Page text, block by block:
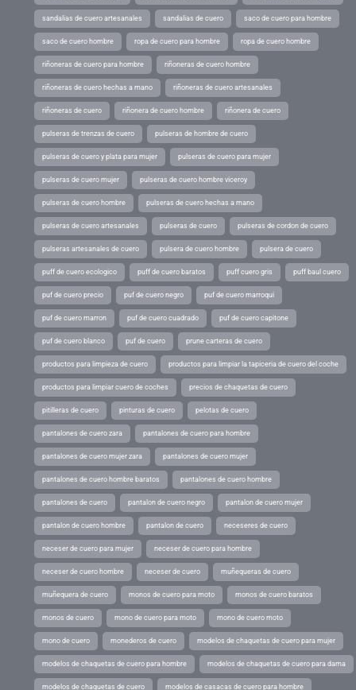
sandalias de cuero artesanales sandalias de cuero saco de cuero para hombre
saco de cuero hombre ropa de cuero para hombre ropa de cuero hombre
riñoneras de cuero para hombre riñoneras de cuero hombre
riñoneras de cuero hechas a mano riñoneras de cuero artesanales
riñoneras de cuero riñonera de cuero hombre riñonera de cuero
pulseras de trenzas de cuero pulseras de hombre de cuero
pulseras de cuero y plata para mujer pulseras de cuero para mujer
pulseras de cuero mujer pulseras de cuero hombre viceroy
pulseras de cuero hombre pulseras de cuero hechas a mano
pulseras de cuero artesanales pulseras de cuero pulseras de cordon de cuero
pulseras artesanales de cuero pulsera de cuero hombre pulsera de cuero
puff de cuero ecologico puff de cuero baratos puff cuero gris puff baul cuero
puf de cuero precio puf de cuero negro puf de cuero marroqui
puf de cuero marron puf de cuero cuadrado puf de cuero capitone
puf de cuero blanco puf de cuero prune carteras de cuero
productos para limpieza de cuero productos para limpiar la tapiceria de cuero del coche
productos para limpiar cuero de coches precios de chaquetas de cuero
pitilleras de cuero pinturas de cuero pelotas de cuero
pantalones de cuero zara pantalones de cuero para hombre
pantalones de cuero mujer zara pantalones de cuero mujer
pantalones de cuero hombre baratos pantalones de cuero hombre
pantalones de cuero pantalon de cuero negro pantalon de cuero mujer
pantalon de cuero hombre pantalon de cuero neceseres de cuero
neceser de cuero para mujer neceser de cuero para hombre
neceser de cuero hombre neceser de cuero muñequeras de cuero
muñequera de cuero monos de cuero para moto monos de cuero baratos
monos de cuero mono de cuero para moto mono de cuero moto
mono de cuero monederos de cuero modelos de chaquetas de cuero para mujer
modelos de chaquetas de cuero para hombre modelos de chaquetas de cuero para dama
modelos de chaquetas de cuero modelos de casacas de cuero para hombre